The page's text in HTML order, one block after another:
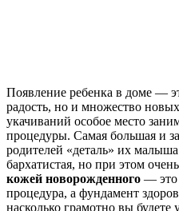
Появление ребенка в доме —
радость, но и множество
укачиваний особое место
процедуры. Самая большая и
родителей «деталь» их
бархатистая, но при этом
кожей новорожденного — это
процедура, а фундамент
насколько грамотно вы